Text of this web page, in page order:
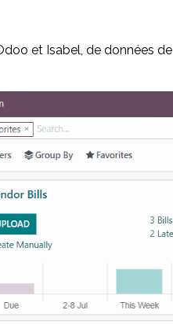
et Isabel, de données de